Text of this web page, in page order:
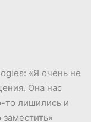
«Я очень не
Она нас
то лишились и